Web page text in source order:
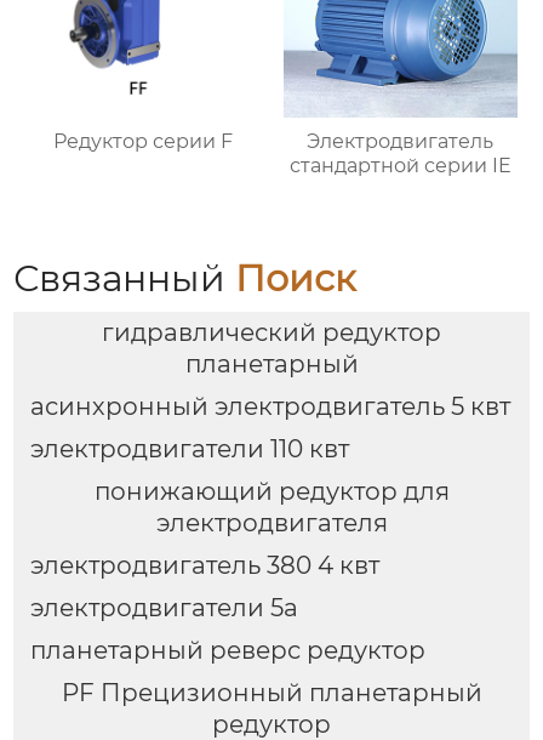
Редуктор серии F
Электродвигатель
стандартной серии IE
Связанный Поиск
гидравлический редуктор
планетарный
асинхронный электродвигатель 5 квт
электродвигатели 110 квт
понижающий редуктор для
электродвигателя
электродвигатель 380 4 квт
электродвигатели 5а
планетарный реверс редуктор
PF Прецизионный планетарный
редуктор